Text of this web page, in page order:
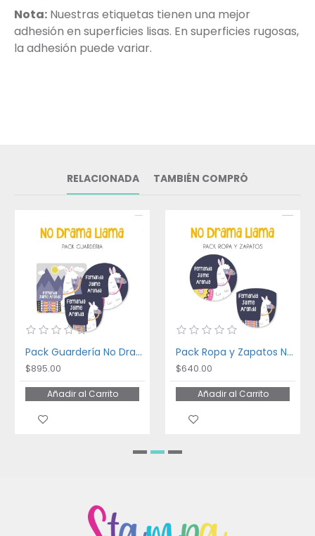
Nota: Nuestras etiquetas tienen una mejor
adhesión en superficies lisas. En superficies rugosas,
la adhesión puede variar.
RELACIONADA TAMBIÉN COMPRÓ
Pack Guardería No Drama Llama
$895.00
Añadir al Carrito
Pack Ropa y Zapatos No drama Llama
$640.00
Añadir al Carrito